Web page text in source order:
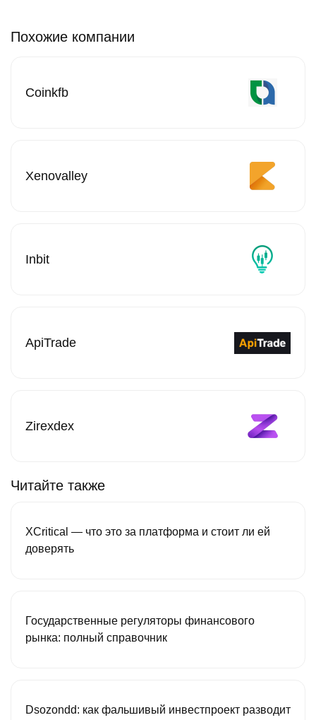
Похожие компании
Coinkfb
Xenovalley
Inbit
ApiTrade
Zirexdex
Читайте также
XCritical — что это за платформа и стоит ли ей
доверять
Государственные регуляторы финансового
рынка: полный справочник
Dsozondd: как фальшивый инвестпроект разводит